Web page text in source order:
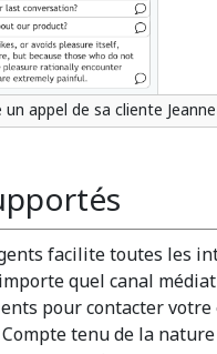
appel de sa cliente
facilite toutes les
quel canal
pour contacter
Compte tenu de la